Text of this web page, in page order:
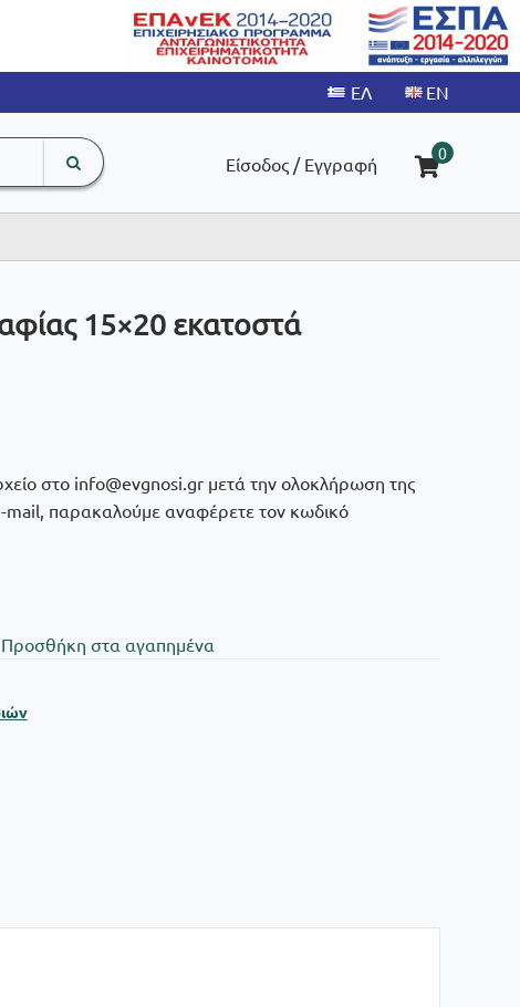
search
input
Είσοδος / Εγγραφή
0
15×20 εκατοστά
στο info@evgnosi.gr μετά την ολοκλήρωση της
mail, παρακαλούμε αναφέρετε τον κωδικό
Πρoσθήκη στα αγαπημένα